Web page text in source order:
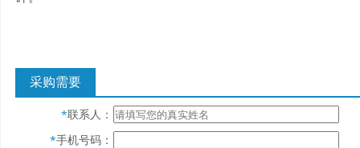
采购需要
*联系人：
*手机号码：